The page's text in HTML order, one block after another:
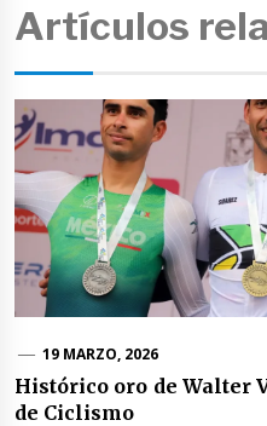
Artículos
19 MARZO, 2026
Histórico oro de Walter
de Ciclismo